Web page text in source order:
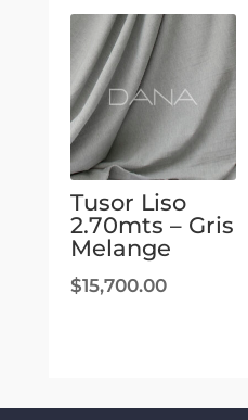
Tusor Liso
2.70mts – Gris
Melange
$15,700.00